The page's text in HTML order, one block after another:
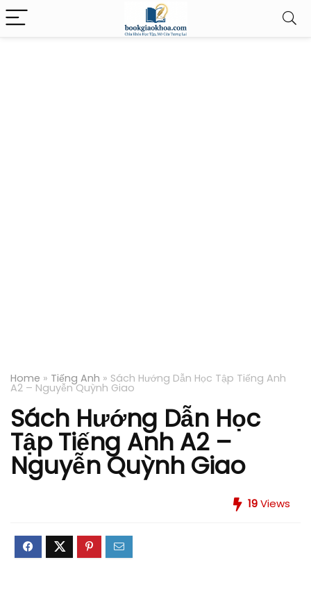
Home » Tiếng Anh » Sách Hướng Dẫn Học Tập Tiếng Anh
A2 – Nguyễn Quỳnh Giao
Sách Hướng Dẫn Học
Tập Tiếng Anh A2 –
Nguyễn Quỳnh Giao
19Views